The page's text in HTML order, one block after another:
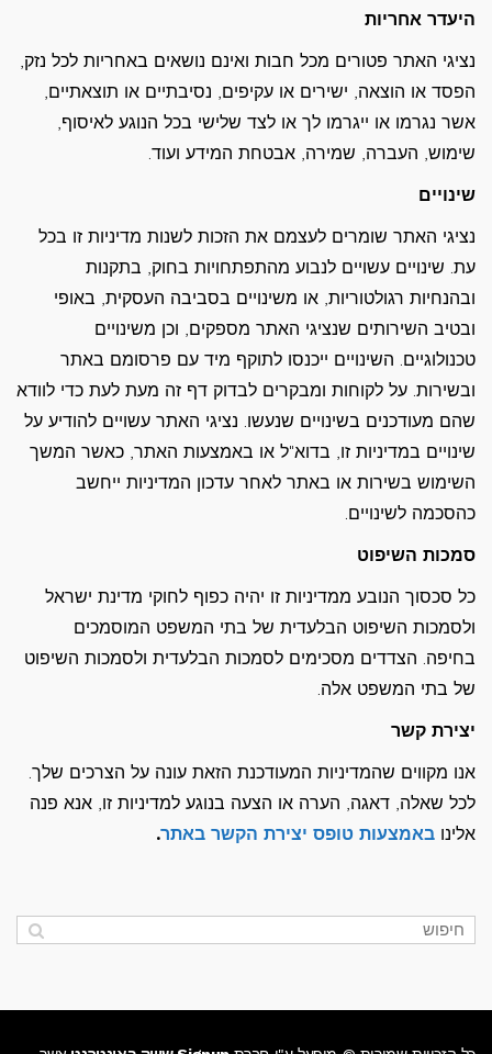
היעדר אחריות
נציגי האתר פטורים מכל חבות ואינם נושאים באחריות לכל נזק,
הפסד או הוצאה, ישירים או עקיפים, נסיבתיים או תוצאתיים,
אשר נגרמו או ייגרמו לך או לצד שלישי בכל הנוגע לאיסוף,
שימוש, העברה, שמירה, אבטחת המידע ועוד.
שינויים
נציגי האתר שומרים לעצמם את הזכות לשנות מדיניות זו בכל
עת. שינויים עשויים לנבוע מהתפתחויות בחוק, בתקנות
ובהנחיות רגולטוריות, או משינויים בסביבה העסקית, באופי
ובטיב השירותים שנציגי האתר מספקים, וכן משינויים
טכנולוגיים. השינויים ייכנסו לתוקף מיד עם פרסומם באתר
ובשירות. על לקוחות ומבקרים לבדוק דף זה מעת לעת כדי לוודא
שהם מעודכנים בשינויים שנעשו. נציגי האתר עשויים להודיע על
שינויים במדיניות זו, בדוא"ל או באמצעות האתר, כאשר המשך
השימוש בשירות או באתר לאחר עדכון המדיניות ייחשב
כהסכמה לשינויים.
סמכות השיפוט
כל סכסוך הנובע ממדיניות זו יהיה כפוף לחוקי מדינת ישראל
ולסמכות השיפוט הבלעדית של בתי המשפט המוסמכים
בחיפה. הצדדים מסכימים לסמכות הבלעדית ולסמכות השיפוט
של בתי המשפט אלה.
יצירת קשר
אנו מקווים שהמדיניות המעודכנת הזאת עונה על הצרכים שלך.
לכל שאלה, דאגה, הערה או הצעה בנוגע למדיניות זו, אנא פנה
אלינו באמצעות טופס יצירת הקשר באתר.